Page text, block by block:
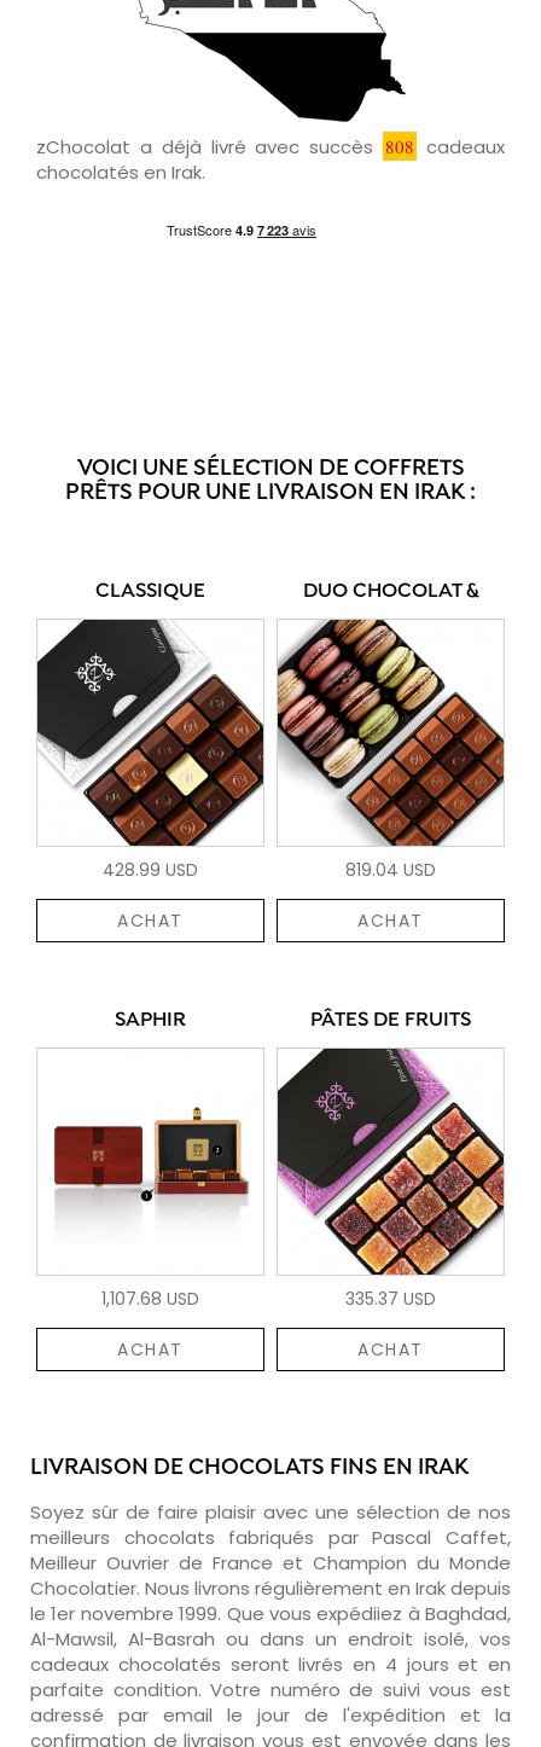
zChocolat a déjà livré avec succès 808 cadeaux
chocolatés en Irak.
VOICI UNE SÉLECTION DE COFFRETS
PRÊTS POUR UNE LIVRAISON EN IRAK :
CLASSIQUE
428.99 USD
ACHAT
DUO CHOCOLAT &
819.04 USD
ACHAT
SAPHIR
1,107.68 USD
ACHAT
PÂTES DE FRUITS
335.37 USD
ACHAT
LIVRAISON DE CHOCOLATS FINS EN IRAK
Soyez sûr de faire plaisir avec une sélection de nos
meilleurs chocolats fabriqués par Pascal Caffet,
Meilleur Ouvrier de France et Champion du Monde
Chocolatier. Nous livrons régulièrement en Irak depuis
le 1er novembre 1999. Que vous expédiiez à Baghdad,
Al-Mawsil, Al-Basrah ou dans un endroit isolé, vos
cadeaux chocolatés seront livrés en 4 jours et en
parfaite condition. Votre numéro de suivi vous est
adressé par email le jour de l'expédition et la
confirmation de livraison vous est envoyée dans les